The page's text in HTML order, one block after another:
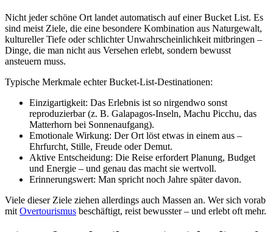
Nicht jeder schöne Ort landet automatisch auf einer Bucket List. Es
sind meist Ziele, die eine besondere Kombination aus Naturgewalt,
kultureller Tiefe oder schlichter Unwahrscheinlichkeit mitbringen –
Dinge, die man nicht aus Versehen erlebt, sondern bewusst
ansteuern muss.
Typische Merkmale echter Bucket-List-Destinationen:
Einzigartigkeit: Das Erlebnis ist so nirgendwo sonst
reproduzierbar (z. B. Galapagos-Inseln, Machu Picchu, das
Matterhorn bei Sonnenaufgang).
Emotionale Wirkung: Der Ort löst etwas in einem aus –
Ehrfurcht, Stille, Freude oder Demut.
Aktive Entscheidung: Die Reise erfordert Planung, Budget
und Energie – und genau das macht sie wertvoll.
Erinnerungswert: Man spricht noch Jahre später davon.
Viele dieser Ziele ziehen allerdings auch Massen an. Wer sich vorab
mit Overtourismus beschäftigt, reist bewusster – und erlebt oft mehr.